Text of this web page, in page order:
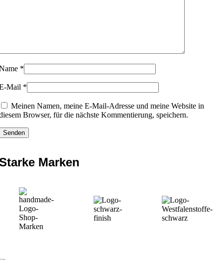
*
Mail *
Meinen Namen, meine E-Mail-Adresse und meine Website in
Browser, für die nächste Kommentierung, speichern.
Marken